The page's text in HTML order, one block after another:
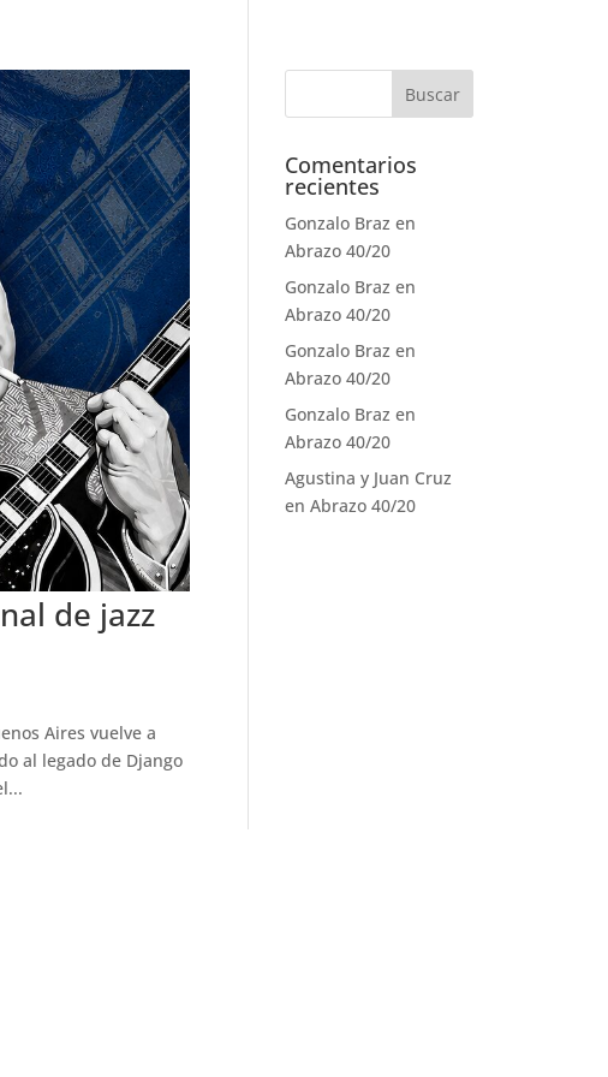
de jazz
Aires vuelve a
al legado de Django
Comentarios
recientes
Gonzalo Braz en
Abrazo 40/20
Gonzalo Braz en
Abrazo 40/20
Gonzalo Braz en
Abrazo 40/20
Gonzalo Braz en
Abrazo 40/20
Agustina y Juan Cruz
enAbrazo 40/20